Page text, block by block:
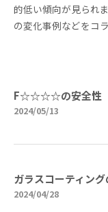
的低い傾向が見られ
の変化事例などをコ
F☆☆☆☆の安全性
2024/05/13
ガラスコーティン
2024/04/28